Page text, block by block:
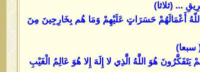
... (ثلاثا)
اللّهُ أَعْمَالَهُمْ حَسَرَاتٍ عَلَيْهِمْ وَمَا هُم بِخَارِجِينَ مِنَ
سبعا)
هُوَ اللَّهُ الَّذِي لا إِلَهَ إِلا هُوَ عَالِمُ الْغَيْبِ